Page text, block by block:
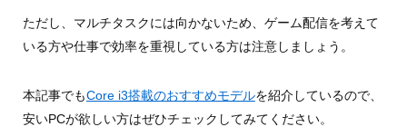
ただし、マルチタスクには向かないため、ゲーム配信を考えて
いる方や仕事で効率を重視している方は注意しましょう。
本記事でもCore i3搭載のおすすめモデルを紹介しているので、
安いPCが欲しい方はぜひチェックしてみてください。